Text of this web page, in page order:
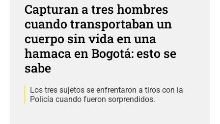
Capturan a tres hombres
cuando transportaban un
cuerpo sin vida en una
hamaca en Bogotá: esto se
sabe
Los tres sujetos se enfrentaron a tiros con la
Policía cuando fueron sorprendidos.